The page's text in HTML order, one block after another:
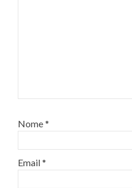
Nome*
Email*